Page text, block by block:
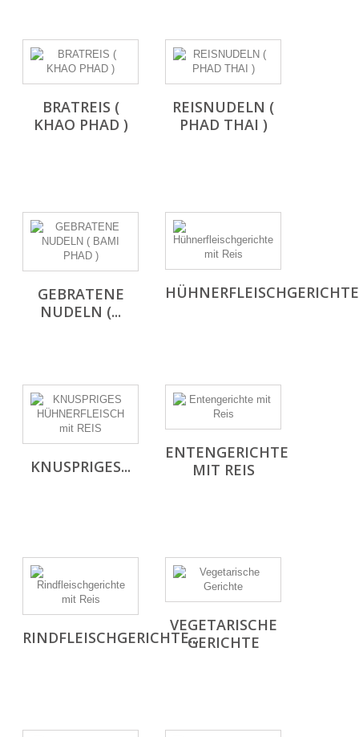
BRATREIS (
KHAO PHAD )
REISNUDELN (
PHAD THAI )
GEBRATENE
NUDELN (...
KNUSPRIGES...
ENTENGERICHTE
MIT REIS
RINDFLEISCHGERICHTE...
VEGETARISCHE
GERICHTE